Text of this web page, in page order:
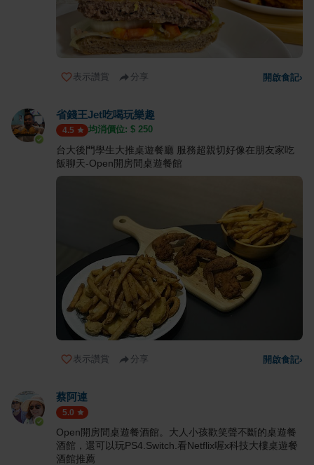
表示讚賞 分享 開啟食記›
省錢王Jet吃喝玩樂趣
4.5 均消價位: $ 250
台大後門學生大推桌遊餐廳 服務超親切好像在朋友家吃
飯聊天-Open開房間桌遊餐館
表示讚賞 分享 開啟食記›
蔡阿連
5.0
Open開房間桌遊餐酒館。大人小孩歡笑聲不斷的桌遊餐
酒館，還可以玩PS4.Switch.看Netflix喔x科技大樓桌遊餐
酒館推薦